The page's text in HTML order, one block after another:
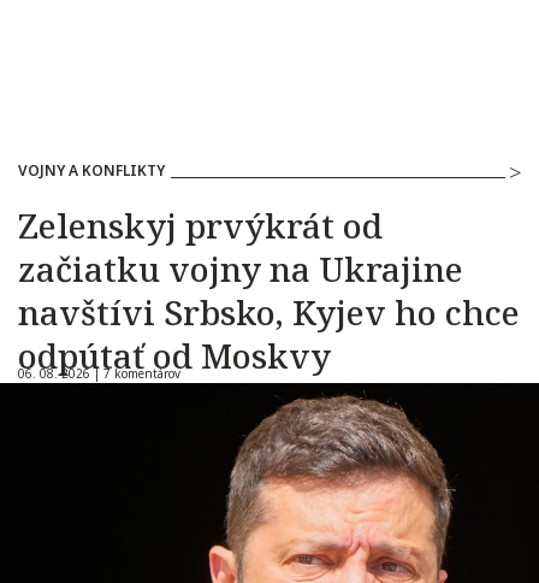
VOJNY A KONFLIKTY
Zelenskyj prvýkrát od
začiatku vojny na Ukrajine
navštívi Srbsko, Kyjev ho chce
odpútať od Moskvy
06. 08. 2026 | 7 komentárov